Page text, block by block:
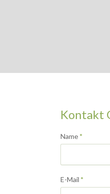
Kontakt
Pflichtfeld
Name*
Pflichtfeld
E-Mail *